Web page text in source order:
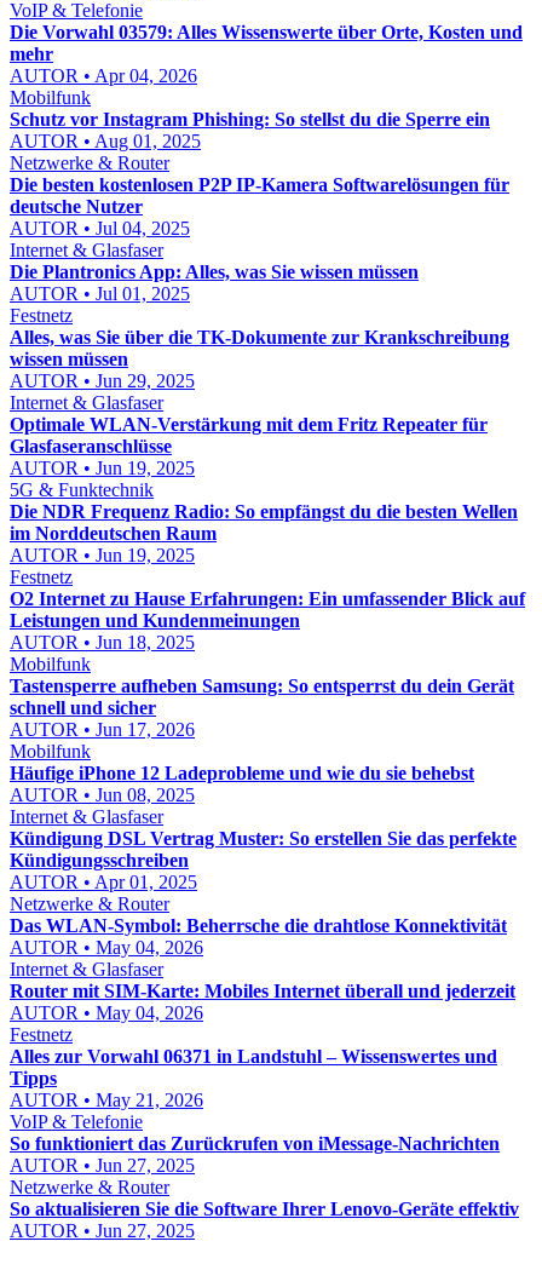
VoIP & Telefonie
Die Vorwahl 03579: Alles Wissenswerte über Orte, Kosten und
mehr
AUTOR • Apr 04, 2026
Mobilfunk
Schutz vor Instagram Phishing: So stellst du die Sperre ein
AUTOR • Aug 01, 2025
Netzwerke & Router
Die besten kostenlosen P2P IP-Kamera Softwarelösungen für
deutsche Nutzer
AUTOR • Jul 04, 2025
Internet & Glasfaser
Die Plantronics App: Alles, was Sie wissen müssen
AUTOR • Jul 01, 2025
Festnetz
Alles, was Sie über die TK-Dokumente zur Krankschreibung
wissen müssen
AUTOR • Jun 29, 2025
Internet & Glasfaser
Optimale WLAN-Verstärkung mit dem Fritz Repeater für
Glasfaseranschlüsse
AUTOR • Jun 19, 2025
5G & Funktechnik
Die NDR Frequenz Radio: So empfängst du die besten Wellen
im Norddeutschen Raum
AUTOR • Jun 19, 2025
Festnetz
O2 Internet zu Hause Erfahrungen: Ein umfassender Blick auf
Leistungen und Kundenmeinungen
AUTOR • Jun 18, 2025
Mobilfunk
Tastensperre aufheben Samsung: So entsperrst du dein Gerät
schnell und sicher
AUTOR • Jun 17, 2026
Mobilfunk
Häufige iPhone 12 Ladeprobleme und wie du sie behebst
AUTOR • Jun 08, 2025
Internet & Glasfaser
Kündigung DSL Vertrag Muster: So erstellen Sie das perfekte
Kündigungsschreiben
AUTOR • Apr 01, 2025
Netzwerke & Router
Das WLAN-Symbol: Beherrsche die drahtlose Konnektivität
AUTOR • May 04, 2026
Internet & Glasfaser
Router mit SIM-Karte: Mobiles Internet überall und jederzeit
AUTOR • May 04, 2026
Festnetz
Alles zur Vorwahl 06371 in Landstuhl – Wissenswertes und
Tipps
AUTOR • May 21, 2026
VoIP & Telefonie
So funktioniert das Zurückrufen von iMessage-Nachrichten
AUTOR • Jun 27, 2025
Netzwerke & Router
So aktualisieren Sie die Software Ihrer Lenovo-Geräte effektiv
AUTOR • Jun 27, 2025